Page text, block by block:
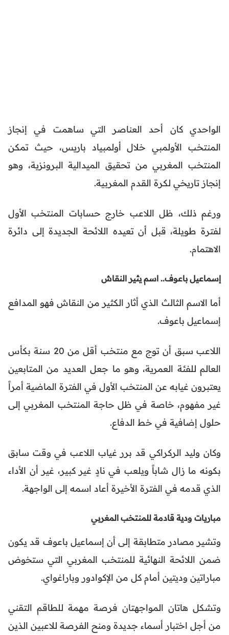
الواحدي كان أحد العناصر التي ساهمت في إنجاز
المنتخب الأولمبي خلال أولمبياد باريس، حيث تمكن
المنتخب المغربي من تحقيق الميدالية البرونزية، وهو
إنجاز تاريخي لكرة القدم المغربية.
ورغم ذلك، ظل اللاعب خارج حسابات المنتخب الأول
لفترة طويلة، قبل أن تعيده اللائحة الجديدة إلى دائرة
الاهتمام.
إسماعيل باعوف.. اسم يثير النقاش
أما الاسم الثالث الذي أثار الكثير من النقاش فهو المدافع
إسماعيل باعوف.
اللاعب سبق أن توج مع منتخب أقل من 20 سنة بكأس
العالم للفئة العمرية، وهو ما جعل العديد من المتابعين
يعتبرون غيابه عن المنتخب الأول في الفترة الماضية أمراً
غير مفهوم، خاصة في ظل حاجة المنتخب المغربي إلى
حلول إضافية في خط الدفاع.
وكان وليد الركراكي قد برر غياب اللاعب في وقت سابق
بكونه ما زال شاباً ويلعب في نادٍ غير كبير، غير أن الأداء
الذي قدمه في الفترة الأخيرة أعاد اسمه إلى الواجهة.
مباريات ودية قادمة للمنتخب المغربي
وتشير مصادر متطابقة إلى أن إسماعيل باعوف قد يكون
ضمن اللائحة النهائية للمنتخب المغربي التي ستخوض
مباراتين وديتين أمام كل من الإكوادور وباراغواي.
وتشكل هاتان المواجهتان فرصة مهمة للطاقم التقني
من أجل اختبار أسماء جديدة ومنح الفرصة للاعبين الذين